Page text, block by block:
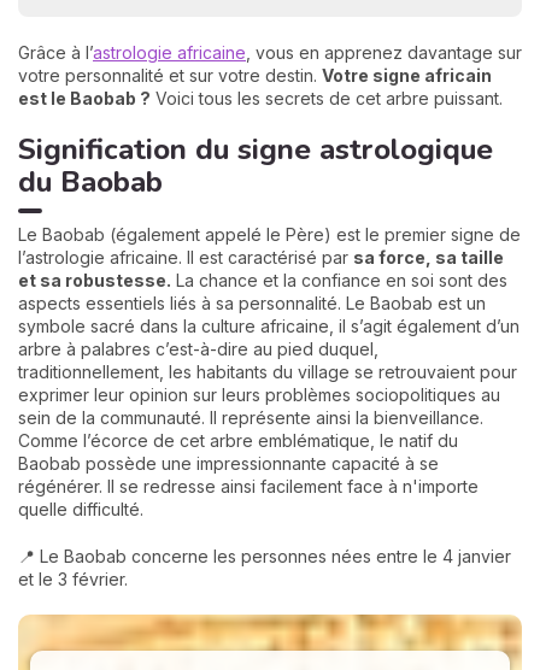
Grâce à l’astrologie africaine , vous en apprenez davantage sur
votre personnalité et sur votre destin. Votre signe africain
est le Baobab ? Voici tous les secrets de cet arbre puissant.
Signification du signe astrologique
du Baobab
Le Baobab (également appelé le Père) est le premier signe de
l’astrologie africaine. Il est caractérisé par sa force, sa taille
et sa robustesse. La chance et la confiance en soi sont des
aspects essentiels liés à sa personnalité. Le Baobab est un
symbole sacré dans la culture africaine, il s’agit également d’un
arbre à palabres c’est-à-dire au pied duquel,
traditionnellement, les habitants du village se retrouvaient pour
exprimer leur opinion sur leurs problèmes sociopolitiques au
sein de la communauté. Il représente ainsi la bienveillance.
Comme l’écorce de cet arbre emblématique, le natif du
Baobab possède une impressionnante capacité à se
régénérer. Il se redresse ainsi facilement face à n'importe
quelle difficulté.
📍 Le Baobab concerne les personnes nées entre le 4 janvier
et le 3 février.